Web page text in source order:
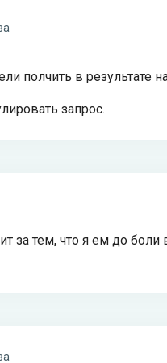
полчить в результате
запрос.
за тем, что я ем до